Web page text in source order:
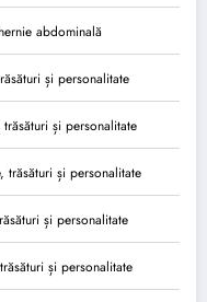
abdominală
și personalitate
și personalitate
trăsături și personalitate
și personalitate
și personalitate